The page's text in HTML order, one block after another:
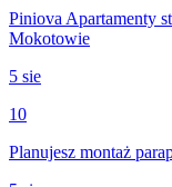
Piniova Apartamenty
Mokotowie
5 sie
10
Planujesz montaż